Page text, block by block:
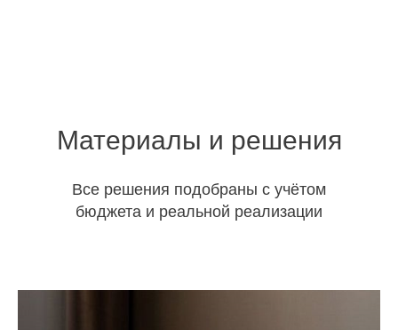
Материалы и решения
Все решения подобраны с учётом
бюджета и реальной реализации